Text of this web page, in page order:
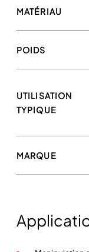
m
r
o
a
n
p
u
u
MATÉRIAU
POIDS
UTILISATION
TYPIQUE
MARQUE